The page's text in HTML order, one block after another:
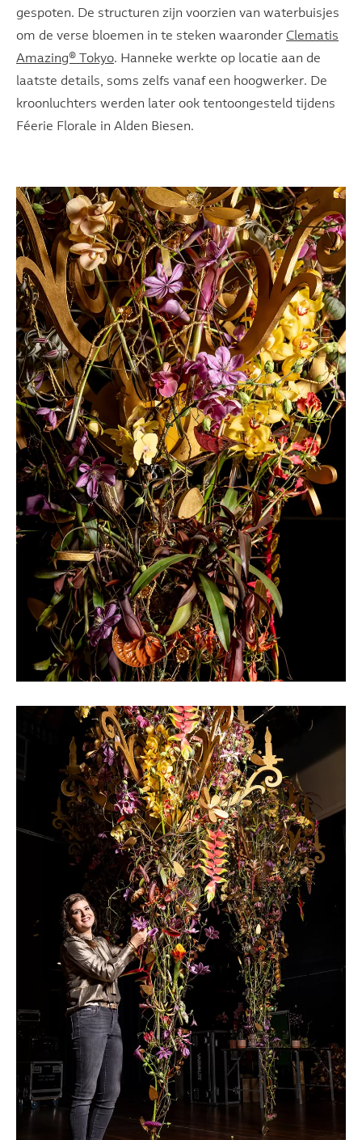
gespoten. De structuren zijn voorzien van waterbuisjes
om de verse bloemen in te steken waaronder Clematis
Amazing® Tokyo. Hanneke werkte op locatie aan de
laatste details, soms zelfs vanaf een hoogwerker. De
kroonluchters werden later ook tentoongesteld tijdens
Féerie Florale in Alden Biesen.